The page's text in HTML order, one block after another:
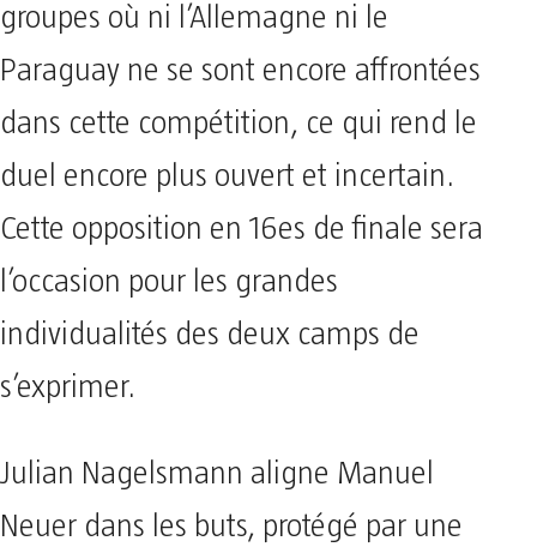
groupes où ni l’Allemagne ni le
Paraguay ne se sont encore affrontées
dans cette compétition, ce qui rend le
duel encore plus ouvert et incertain.
Cette opposition en 16es de finale sera
l’occasion pour les grandes
individualités des deux camps de
s’exprimer.
Julian Nagelsmann aligne Manuel
Neuer dans les buts, protégé par une